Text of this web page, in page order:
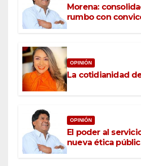
Morena:
rumbo con
OPINIÓN
La cotidianidad
OPINIÓN
El poder al
nueva ética